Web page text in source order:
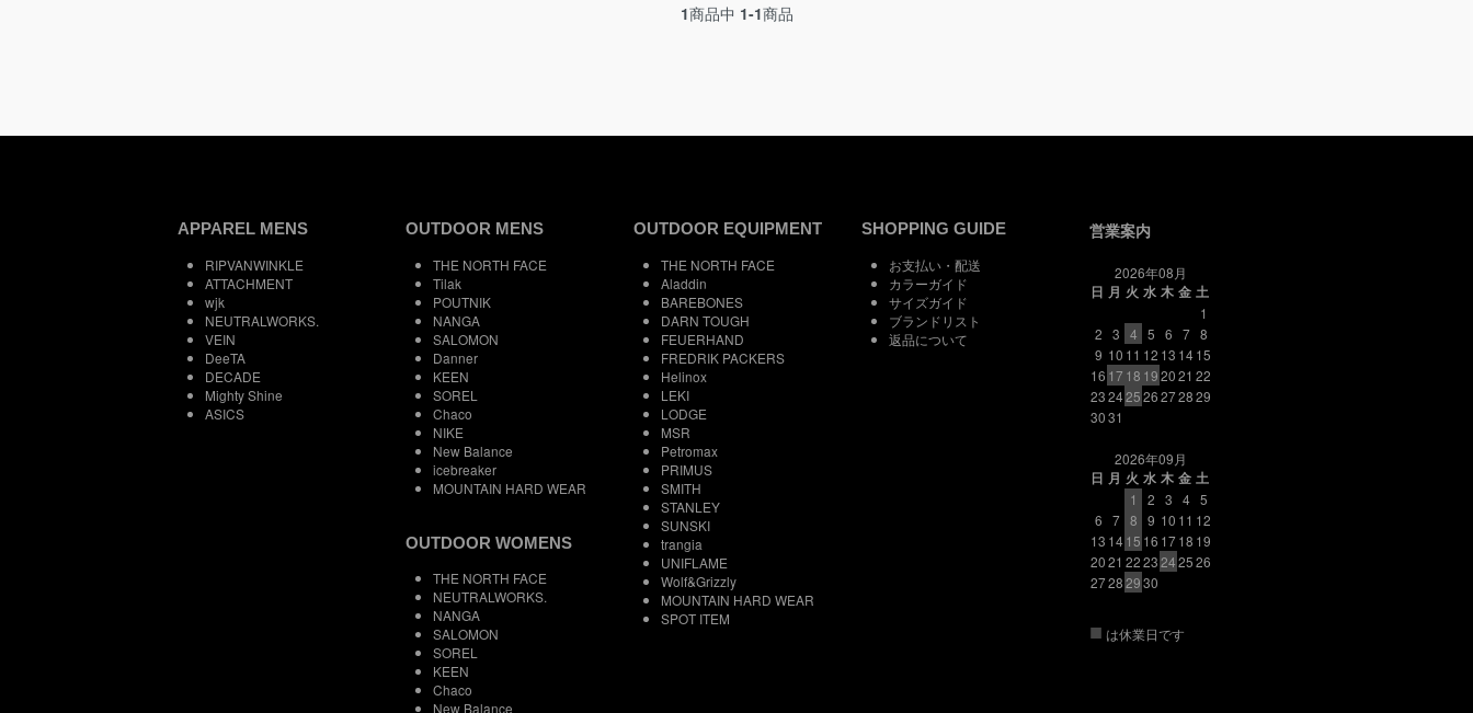
1商品中 1-1商品
APPAREL MENS
RIPVANWINKLE
ATTACHMENT
wjk
NEUTRALWORKS.
VEIN
DeeTA
DECADE
Mighty Shine
ASICS
OUTDOOR MENS
THE NORTH FACE
Tilak
POUTNIK
NANGA
SALOMON
Danner
KEEN
SOREL
Chaco
NIKE
New Balance
icebreaker
MOUNTAIN HARD WEAR
OUTDOOR WOMENS
THE NORTH FACE
NEUTRALWORKS.
NANGA
SALOMON
SOREL
KEEN
Chaco
New Balance
OUTDOOR EQUIPMENT
THE NORTH FACE
Aladdin
BAREBONES
DARN TOUGH
FEUERHAND
FREDRIK PACKERS
Helinox
LEKI
LODGE
MSR
Petromax
PRIMUS
SMITH
STANLEY
SUNSKI
trangia
UNIFLAME
Wolf&Grizzly
MOUNTAIN HARD WEAR
SPOT ITEM
SHOPPING GUIDE
お支払い・配送
カラーガイド
サイズガイド
ブランドリスト
返品について
営業案内
2026年08月
日 月 火 水 木 金 土
1
2 3 4 5 6 7 8
9 10 11 12 13 1415
16 17 18 192021 22
23242526272829
3031
2026年09月
日 月 火 水 木 金 土
1
2 3 4 5
6 7 8 9 10 11 12
13 1415 16 1718 19
2021 2223242526
27282930
■ は休業日です